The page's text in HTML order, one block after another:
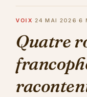
VOIX· 24 MAI 2026 ·6
Quatre